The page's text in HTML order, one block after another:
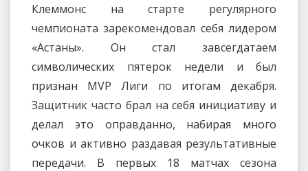
Клеммонс на старте регулярного
чемпионата зарекомендовал себя лидером
«Астаны». Он стал завсегдатаем
символических пятерок недели и был
признан MVP Лиги по итогам декабря.
Защитник часто брал на себя инициативу и
делал это оправданно, набирая много
очков и активно раздавая результативные
передачи. В первых 18 матчах сезона